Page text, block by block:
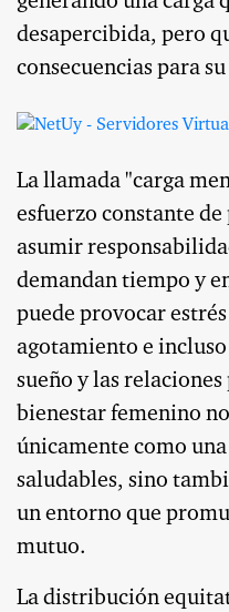
desapercibida, pero
consecuencias para
La llamada "carga
esfuerzo constante
asumir
demandan tiempo y
puede provocar
agotamiento e
sueño y las
bienestar femenino
únicamente como
saludables, sino
un entorno que
mutuo.
La distribución